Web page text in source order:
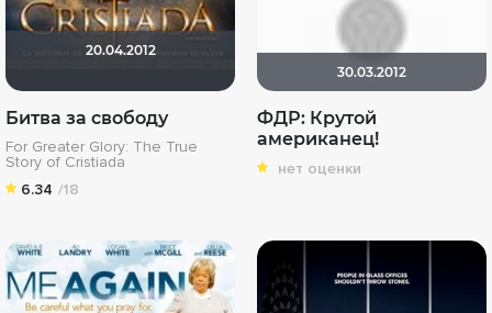
20.04.2012
Битва за свободу
For Greater Glory: The True
Story of Cristiada
6.34 /18
30.03.2012
ФДР: Крутой
американец!
нет оценки